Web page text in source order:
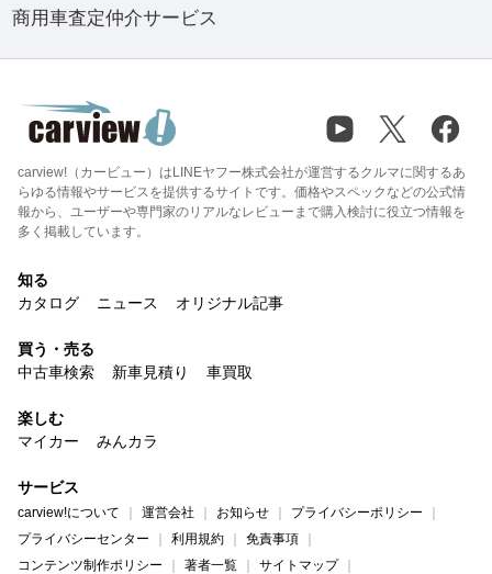
商用車査定仲介サービス
carview!（カービュー）はLINEヤフー株式会社が運営するクルマに関するあ
らゆる情報やサービスを提供するサイトです。価格やスペックなどの公式情
報から、ユーザーや専門家のリアルなレビューまで購入検討に役立つ情報を
多く掲載しています。
知る
カタログ
ニュース オリジナル記事
買う・売る
中古車検索
新車見積り 車買取
楽しむ
マイカー
みんカラ
サービス
carview!について 運営会社 お知らせ
プライバシーポリシー
プライバシーセンター
利用規約
免責事項
コンテンツ制作ポリシー
著者一覧 サイトマップ